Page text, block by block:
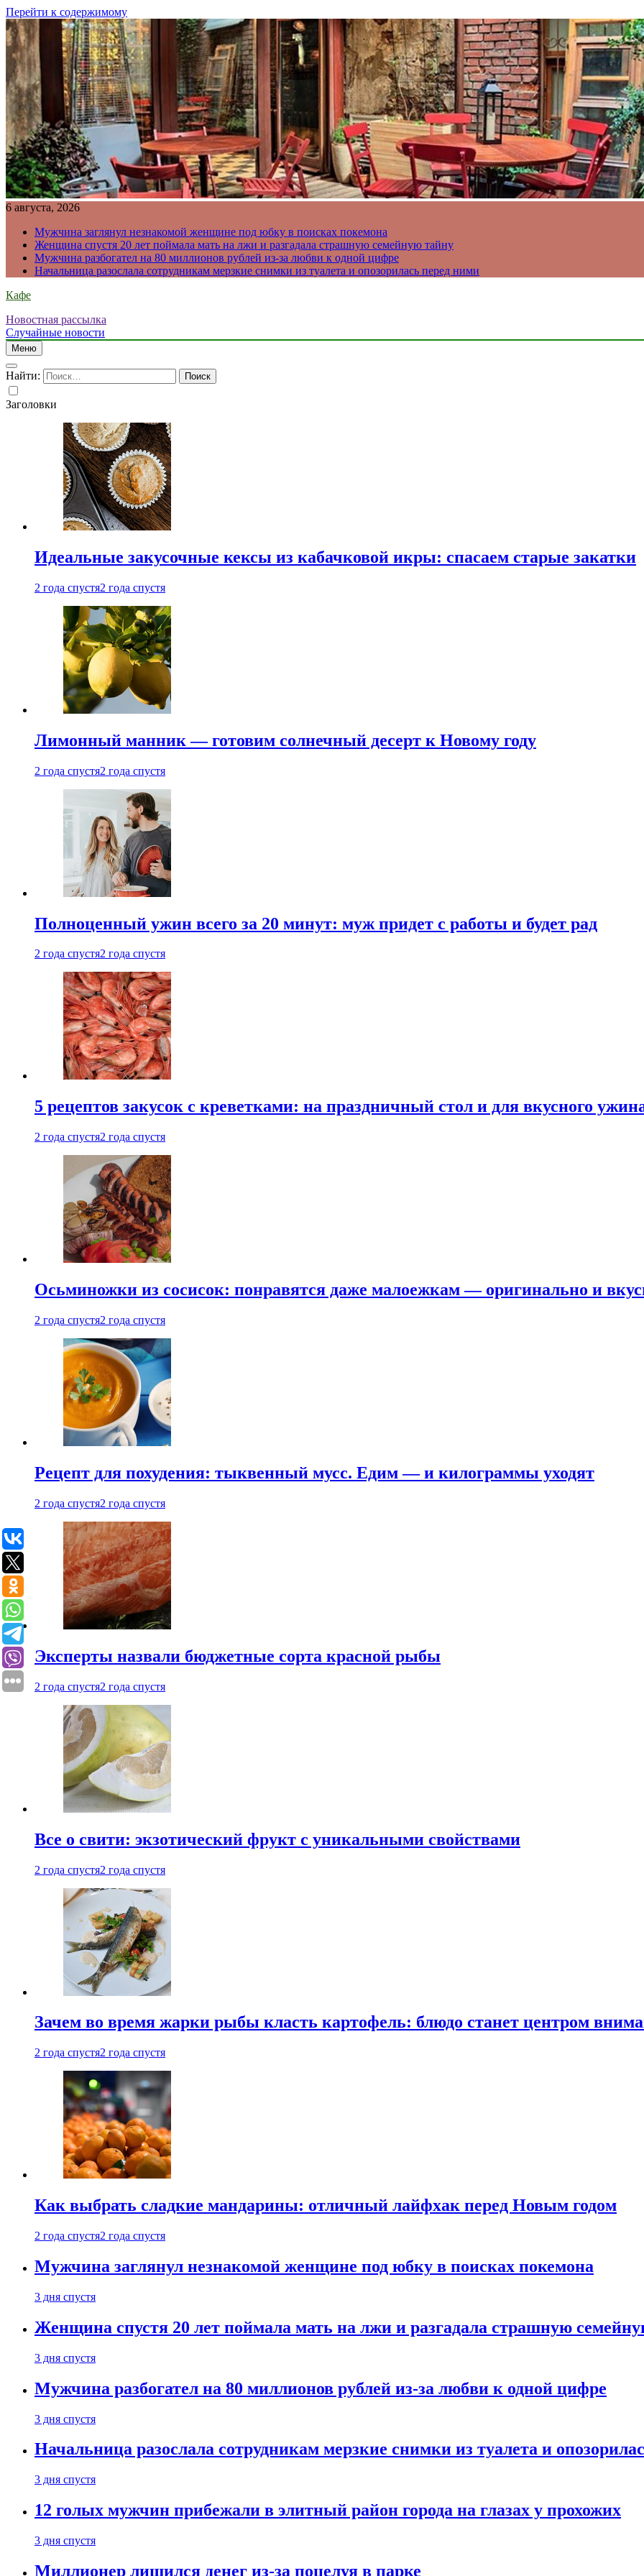
Перейти к содержимому
6 августа, 2026
Мужчина заглянул незнакомой женщине под юбку в поисках покемона
Женщина спустя 20 лет поймала мать на лжи и разгадала страшную семейную тайну
Мужчина разбогател на 80 миллионов рублей из-за любви к одной цифре
Начальница разослала сотрудникам мерзкие снимки из туалета и опозорилась перед ними
Кафе
Новостная рассылка
Случайные новости
Меню
Найти:
Заголовки
Идеальные закусочные кексы из кабачковой икры: спасаем старые закатки
2 года спустя2 года спустя
Лимонный манник — готовим солнечный десерт к Новому году
2 года спустя2 года спустя
Полноценный ужин всего за 20 минут: муж придет с работы и будет рад
2 года спустя2 года спустя
5 рецептов закусок с креветками: на праздничный стол и для вкусного
2 года спустя2 года спустя
Осьминожки из сосисок: понравятся даже малоежкам — оригинально и
2 года спустя2 года спустя
Рецепт для похудения: тыквенный мусс. Едим — и килограммы уходят
2 года спустя2 года спустя
Эксперты назвали бюджетные сорта красной рыбы
2 года спустя2 года спустя
Все о свити: экзотический фрукт с уникальными свойствами
2 года спустя2 года спустя
Зачем во время жарки рыбы класть картофель: блюдо станет центром
2 года спустя2 года спустя
Как выбрать сладкие мандарины: отличный лайфхак перед Новым годом
2 года спустя2 года спустя
Мужчина заглянул незнакомой женщине под юбку в поисках покемона
3 дня спустя
Женщина спустя 20 лет поймала мать на лжи и разгадала страшную
3 дня спустя
Мужчина разбогател на 80 миллионов рублей из-за любви к одной цифре
3 дня спустя
Начальница разослала сотрудникам мерзкие снимки из туалета и
3 дня спустя
12 голых мужчин прибежали в элитный район города на глазах у прохожих
3 дня спустя
Миллионер лишился денег из-за поцелуя в парке